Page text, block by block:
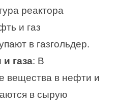
реактора
и газ
в газгольдер.
газа: В
вещества в нефти и
в сырую